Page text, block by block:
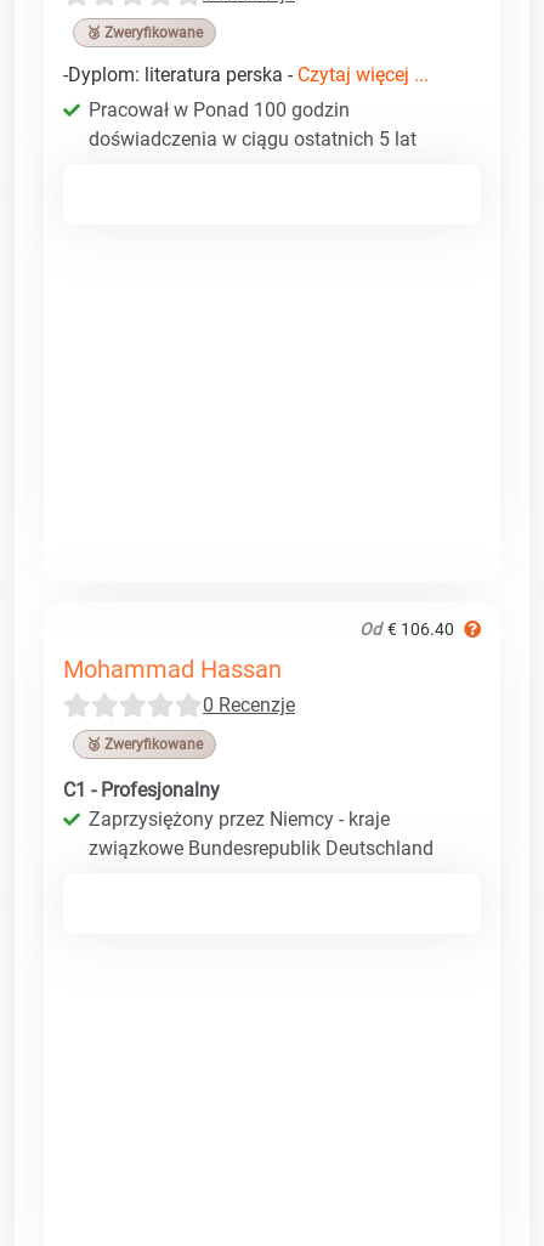
🥉 Zweryfikowane
-Dyplom: literatura perska - Czytaj więcej ...
Pracował w Ponad 100 godzin
doświadczenia w ciągu ostatnich 5 lat
Od € 106.40
Mohammad Hassan
0 Recenzje
🥉 Zweryfikowane
C1 - Profesjonalny
Zaprzysiężony przez Niemcy - kraje
związkowe Bundesrepublik Deutschland